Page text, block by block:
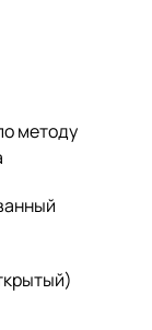
методу